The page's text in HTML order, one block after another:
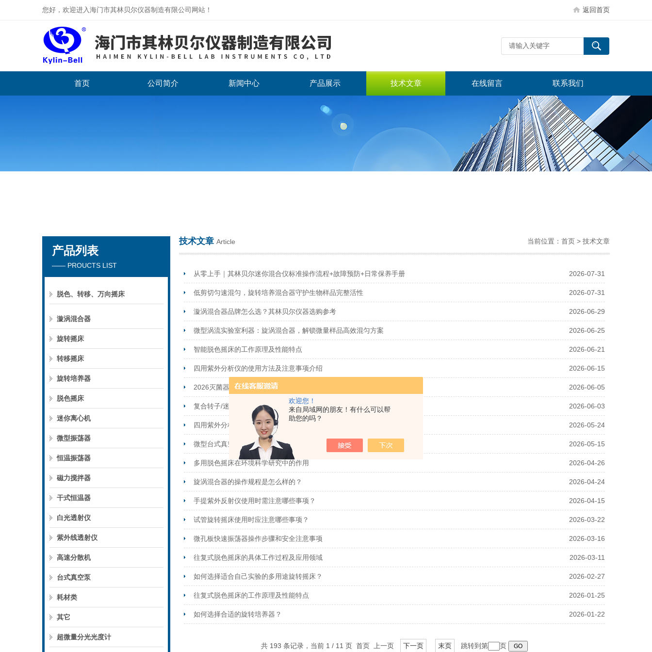
欢迎您！
来自局域网的朋友！有什么可以帮
助您的吗？
您好，欢迎进入海门市其林贝尔仪器制造有限公司网站！ 返回首页
海门市其林贝尔仪器制造有限公司
首页 公司简介 新闻中心 产品展示 技术文章 在线留言 联系我们
产品列表
—— PROUCTS LIST
脱色、转移、万向摇床
漩涡混合器
旋转摇床
转移摇床
旋转培养器
脱色摇床
迷你离心机
微型振荡器
恒温振荡器
磁力搅拌器
干式恒温器
白光透射仪
紫外线透射仪
高速分散机
台式真空泵
耗材类
其它
超微量分光光度计
技术文章 Article 当前位置： 首页 > 技术文章
从零上手｜其林贝尔迷你混合仪标准操作流程+故障预防+日常保养手册 2026-07-31
低剪切匀速混匀，旋转培养混合器守护生物样品完整活性 2026-07-31
漩涡混合器品牌怎么选？其林贝尔仪器选购参考 2026-06-29
微型涡流实验室利器：旋涡混合器，解锁微量样品高效混匀方案 2026-06-25
智能脱色摇床的工作原理及性能特点 2026-06-21
四用紫外分析仪的使用方法及注意事项介绍 2026-06-15
2026灭菌器品牌怎么挑？性价比、耐用度、技术实力、口碑厂家一文盘点 2026-06-05
复合转子/迷你/手掌型离心机选购指南：怎么挑质量好、耐用、耐高温机型 2026-06-03
四用紫外分析仪的工作原理及应用场景介绍 2026-05-24
微型台式真空泵的性能特点及优势体现 2026-05-15
多用脱色摇床在环境科学研究中的作用 2026-04-26
旋涡混合器的操作规程是怎么样的？ 2026-04-24
手提紫外反射仪使用时需注意哪些事项？ 2026-04-15
试管旋转摇床使用时应注意哪些事项？ 2026-03-22
微孔板快速振荡器操作步骤和安全注意事项 2026-03-16
往复式脱色摇床的具体工作过程及应用领域 2026-03-11
如何选择适合自己实验的多用途旋转摇床？ 2026-02-27
往复式脱色摇床的工作原理及性能特点 2026-01-25
如何选择合适的旋转培养器？ 2026-01-22
共 193 条记录，当前 1 / 11 页 首页 上一页 下一页 末页 跳转到第 页